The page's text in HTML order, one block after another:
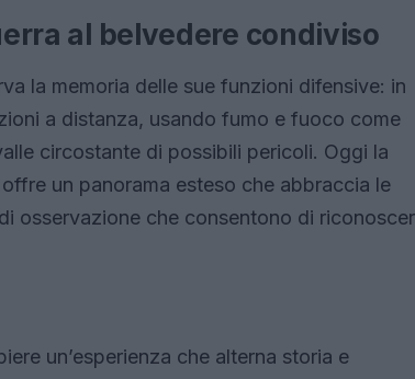
al belvedere condiviso
la memoria delle sue funzioni difensive: in
a distanza, usando fumo e fuoco come
circostante di possibili pericoli. Oggi la
un panorama esteso che abbraccia le
osservazione che consentono di
un’esperienza che alterna storia e